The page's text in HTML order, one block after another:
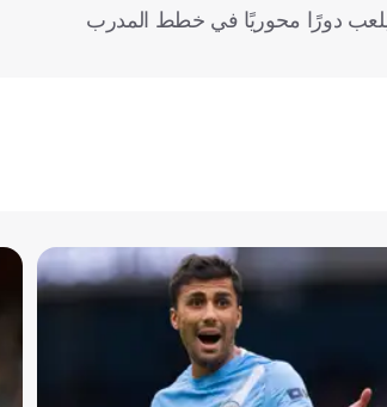
يلعب دورًا محوريًا في خطط المدرب